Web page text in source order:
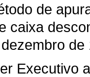
de
caixa
de
Executivo